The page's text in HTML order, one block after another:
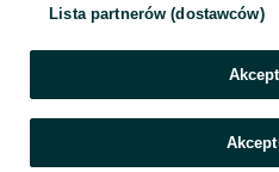
Lista partnerów (dostawców)